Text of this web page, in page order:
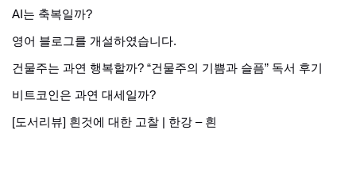
AI는 축복일까?
영어 블로그를 개설하였습니다.
건물주는 과연 행복할까? “건물주의 기쁨과 슬픔” 독서 후기
비트코인은 과연 대세일까?
[도서리뷰] 흰것에 대한 고찰 | 한강 – 흰